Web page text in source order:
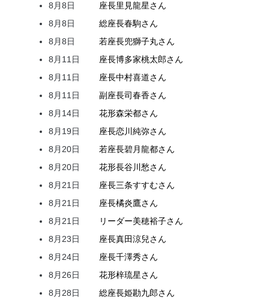
8月8日
座長里見龍星さん
8月8日
総座長春駒さん
8月8日
若座長兜獅子丸さん
8月11日
座長博多家桃太郎さん
8月11日
座長中村喜道さん
8月11日
副座長司春香さん
8月14日
花形森栄都さん
8月19日
座長恋川純弥さん
8月20日
若座長碧月龍都さん
8月20日
花形長谷川愁さん
8月21日
座長三条すすむさん
8月21日
座長橘炎鷹さん
8月21日
リーダー美穂裕子さん
8月23日
座長真田涼兒さん
8月24日
座長千澤秀さん
8月26日
花形梓琉星さん
8月28日
総座長姫勘九郎さん